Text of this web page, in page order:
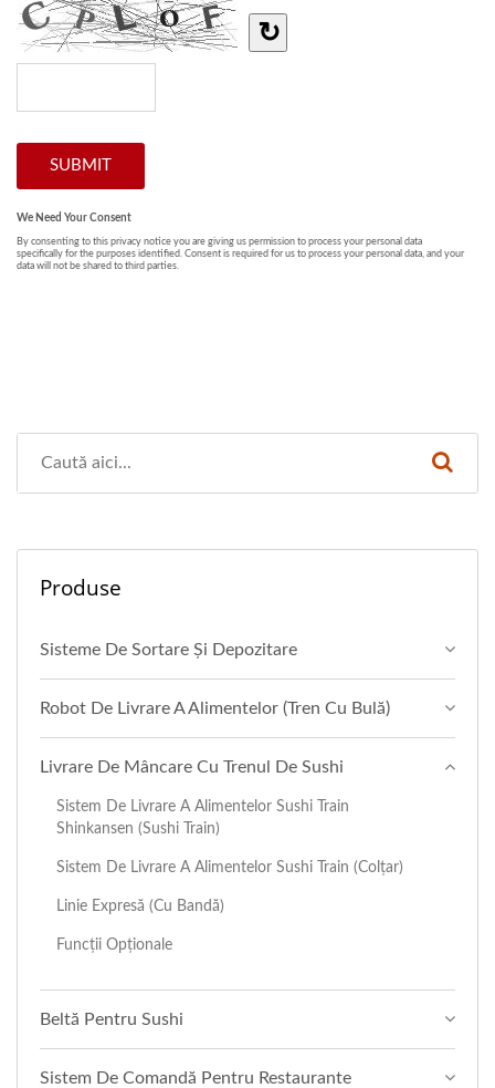
Produse
Sisteme De Sortare Și Depozitare
Robot De Livrare A Alimentelor (Tren Cu Bulă)
Livrare De Mâncare Cu Trenul De Sushi
Sistem De Livrare A Alimentelor Sushi Train
Shinkansen (Sushi Train)
Sistem De Livrare A Alimentelor Sushi Train (Colțar)
Linie Expresă (cu Bandă)
Funcții Opționale
Beltă Pentru Sushi
Sistem De Comandă Pentru Restaurante